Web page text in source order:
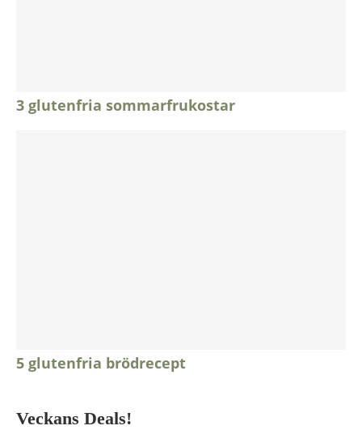
3 glutenfria sommarfrukostar
5 glutenfria brödrecept
Veckans Deals!